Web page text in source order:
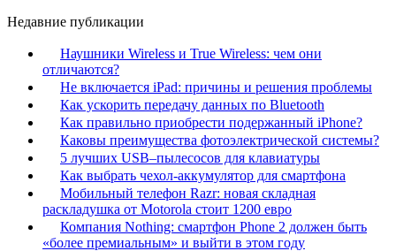
Недавние публикации
Наушники Wireless и True Wireless: чем они
отличаются?
Не включается iPad: причины и решения проблемы
Как ускорить передачу данных по Bluetooth
Как правильно приобрести подержанный iPhone?
Каковы преимущества фотоэлектрической системы?
5 лучших USB–пылесосов для клавиатуры
Как выбрать чехол-аккумулятор для смартфона
Мобильный телефон Razr: новая складная
раскладушка от Motorola стоит 1200 евро
Компания Nothing: смартфон Phone 2 должен быть
«более премиальным» и выйти в этом году